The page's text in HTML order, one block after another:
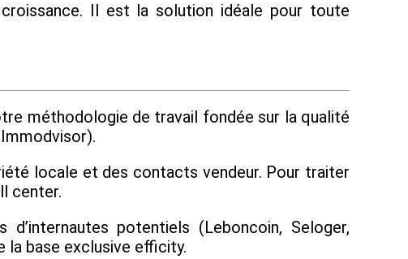
Il est la solution idéale pour toute
méthodologie de travail fondée sur la qualité
locale et des contacts vendeur. Pour traiter
center.
potentiels (Leboncoin, Seloger,
la base exclusive efficity.